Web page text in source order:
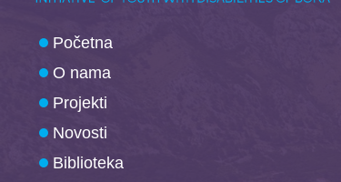
Početna
O nama
Projekti
Novosti
Biblioteka